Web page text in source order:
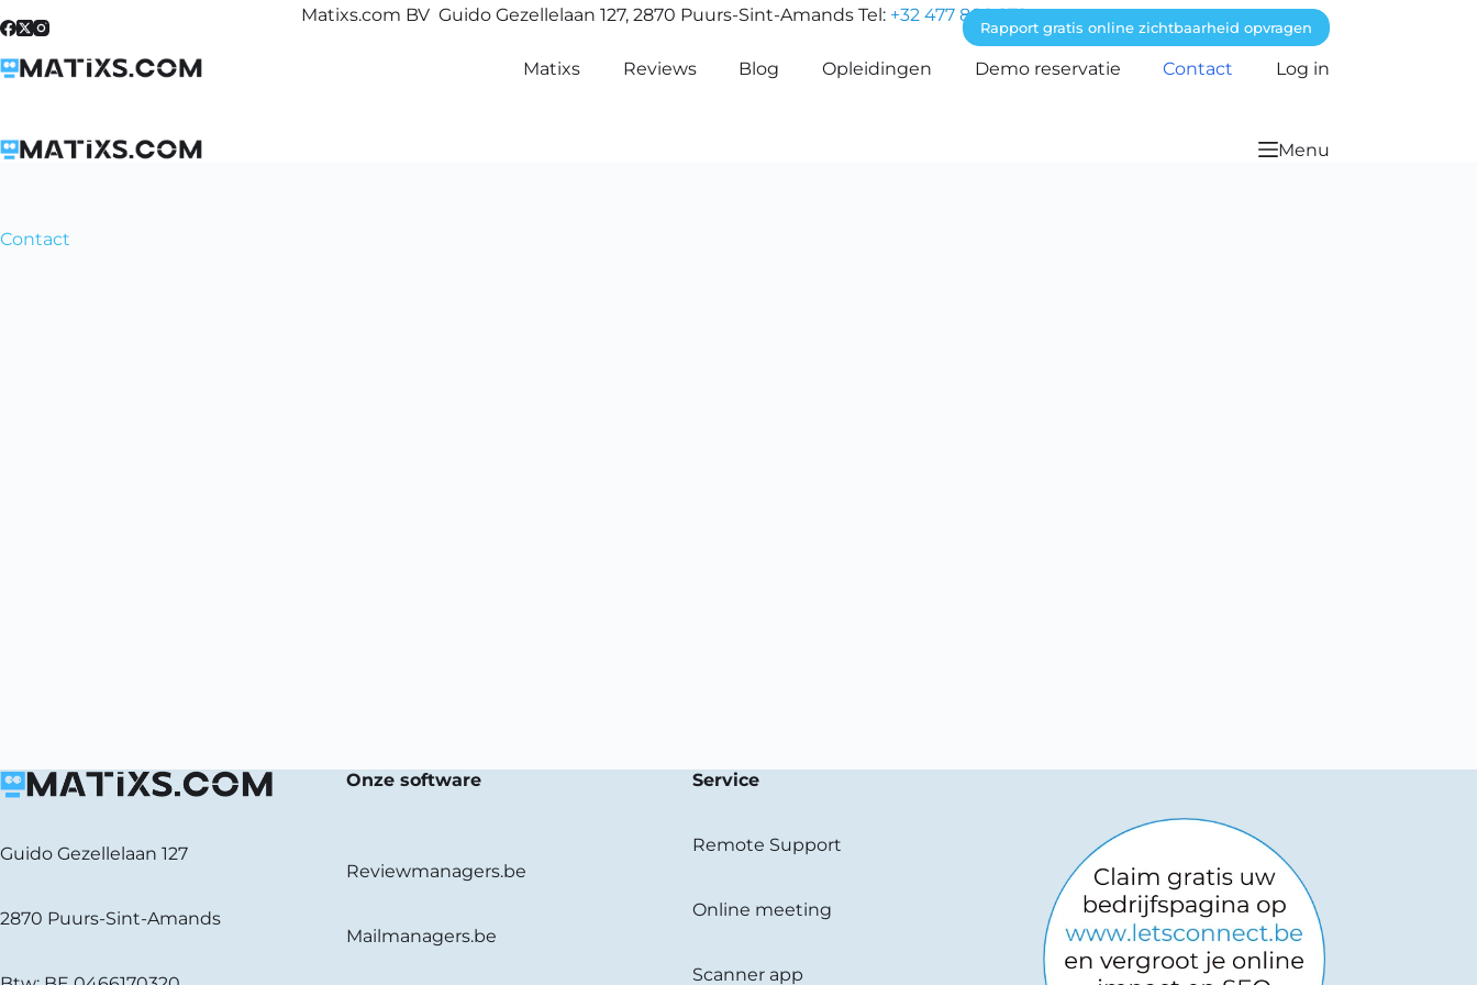
to
Matixs.com BV Guido Gezellelaan 127, 2870 Puurs-Sint-Amands Tel: +32 477 866 872
Rapport gratis online zichtbaarheid opvragen
Matixs Reviews Blog Opleidingen Demo reservatie Contact Log in
Menu
Contact
Guido Gezellelaan 127
2870 Puurs-Sint-Amands
Onze software
Reviewmanagers.be
Mailmanagers.be
Service
Remote Support
Online meeting
Scanner app